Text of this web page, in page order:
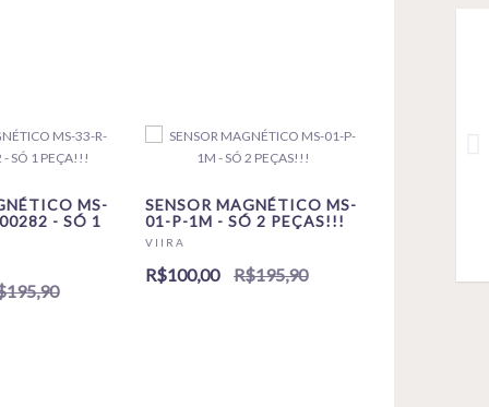
MS-
- SÓ 1
SENSOR MAGNÉTICO MS-
01-P-1M - SÓ 2 PEÇAS!!!
VIIRA
R$100,00 R$195,90